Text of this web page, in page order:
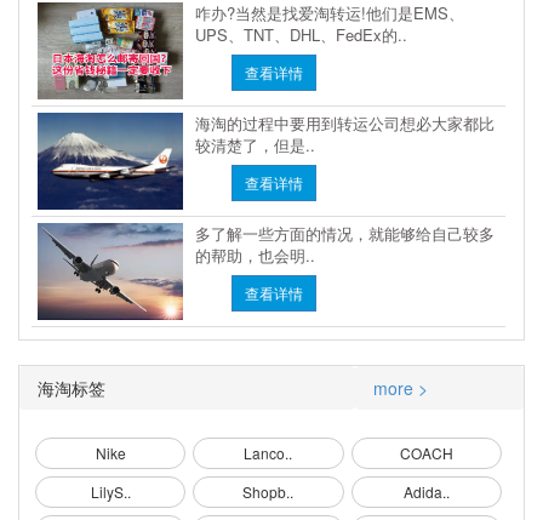
咋办?当然是找爱淘转运!他们是EMS、
UPS、TNT、DHL、FedEx的..
查看详情
海淘的过程中要用到转运公司想必大家都比
较清楚了，但是..
查看详情
多了解一些方面的情况，就能够给自己较多
的帮助，也会明..
查看详情
海淘标签 more >
Nike Lanco..
COACH
LilyS..
Shopb.. Adida..